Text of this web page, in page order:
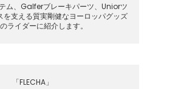
ム、Galferブレーキパーツ、Uniorツ
を支える質実剛健なヨーロッパグッズ
ライダーに紹介します。
「FLECHA」